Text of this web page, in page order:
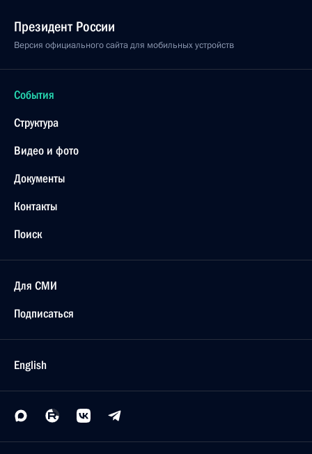
Президент России
Версия официального сайта для мобильных устройств
События
Структура
Видео и фото
Документы
Контакты
Поиск
Для СМИ
Подписаться
English